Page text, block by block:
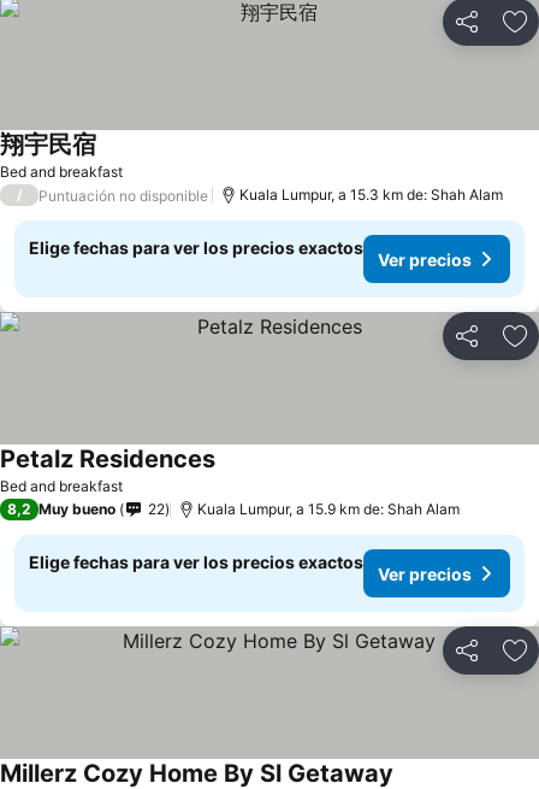
Compartir
Bed and breakfast
翔宇民宿
/ Puntuación no disponible Kuala Lumpur, a 15.3 km de: Shah Alam
Elige fechas para ver los precios exactos
Ver precios
Compartir
Bed and breakfast
Petalz ResidencesVer precios
8,2 Muy bueno 22 Kuala Lumpur, a 15.9 km de: Shah Alam
Elige fechas para ver los precios exactos
Ver precios
Compartir
Millerz Cozy Home By Sl Getaway